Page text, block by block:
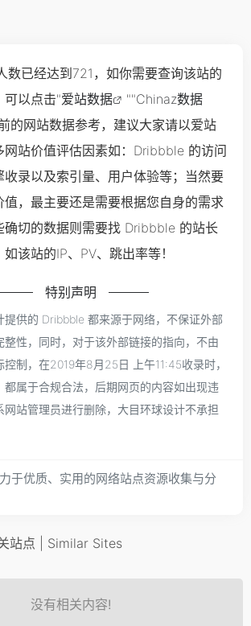
数已经达到721，如你需要查询该站的
可以点击"爱站数据 ""Chinaz数据
的网站数据参考，建议大家请以爱站
网站价值评估因素如：Dribbble 的访问
收录以及索引量、用户体验等；当然要
值，最主要还是需要根据您自身的需求
确切的数据则需要找 Dribbble 的站长
该站的IP、PV、跳出率等！
特别声明
提供的 Dribbble 都来源于网络，不保证外部
整性，同时，对于该外部链接的指向，不由
制，在2019年8月25日 上午11:45收录时，
都属于合规合法，后期网页的内容如出现违
网站管理员进行删除，大目环球设计不承担
于优质、实用的网络站点资源收集与分
站点 | Similar Sites
没有相关内容!